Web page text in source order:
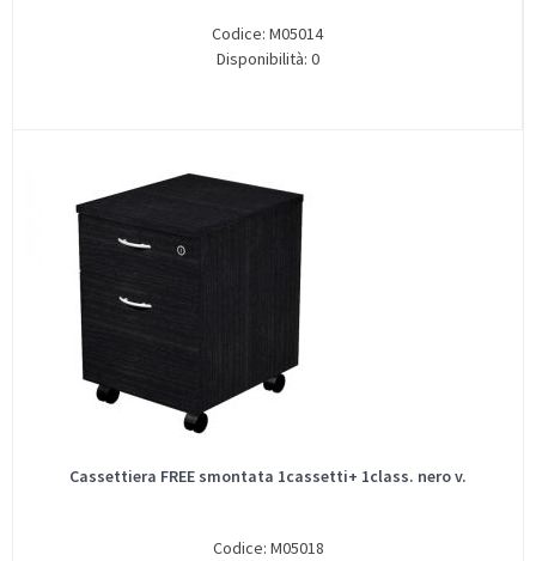
Codice: M05014
Disponibilità: 0
Cassettiera FREE smontata 1cassetti+ 1class. nero v.
Codice: M05018